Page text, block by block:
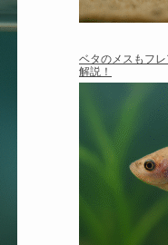
ベタのメスもフ
解説！